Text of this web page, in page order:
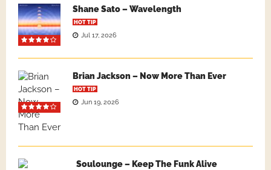
Shane Sato – Wavelength
HOT TIP
Jul 17, 2026
Brian Jackson – Now More Than Ever
HOT TIP
Jun 19, 2026
Soulounge – Keep The Funk Alive